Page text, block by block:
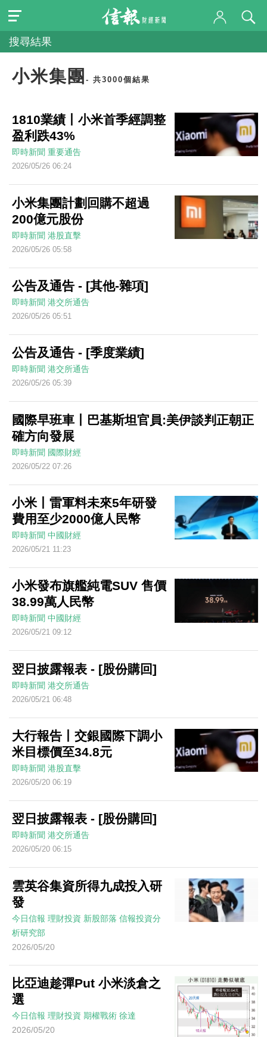
搜尋結果
小米集團 - 共3000個結果
1810業績丨小米首季經調整
盈利跌43%
即時新聞 重要通告
2026/05/26 06:24
小米集團計劃回購不超過
200億元股份
即時新聞 港股直擊
2026/05/26 05:58
公告及通告 - [其他-雜項]
即時新聞 港交所通告
2026/05/26 05:51
公告及通告 - [季度業績]
即時新聞 港交所通告
2026/05/26 05:39
國際早班車丨巴基斯坦官員:美伊談判正朝正
確方向發展
即時新聞 國際財經
2026/05/22 07:26
小米丨雷軍料未來5年研發
費用至少2000億人民幣
即時新聞 中國財經
2026/05/21 11:23
小米發布旗艦純電SUV 售價
38.99萬人民幣
即時新聞 中國財經
2026/05/21 09:12
翌日披露報表 - [股份購回]
即時新聞 港交所通告
2026/05/21 06:48
大行報告丨交銀國際下調小
米目標價至34.8元
即時新聞 港股直擊
2026/05/20 06:19
翌日披露報表 - [股份購回]
即時新聞 港交所通告
2026/05/20 06:15
雲英谷集資所得九成投入研
發
今日信報 理財投資 新股部落 信報投資分
析研究部
2026/05/20
比亞迪趁彈Put 小米淡倉之
選
今日信報 理財投資 期權戰術 徐達
2026/05/20